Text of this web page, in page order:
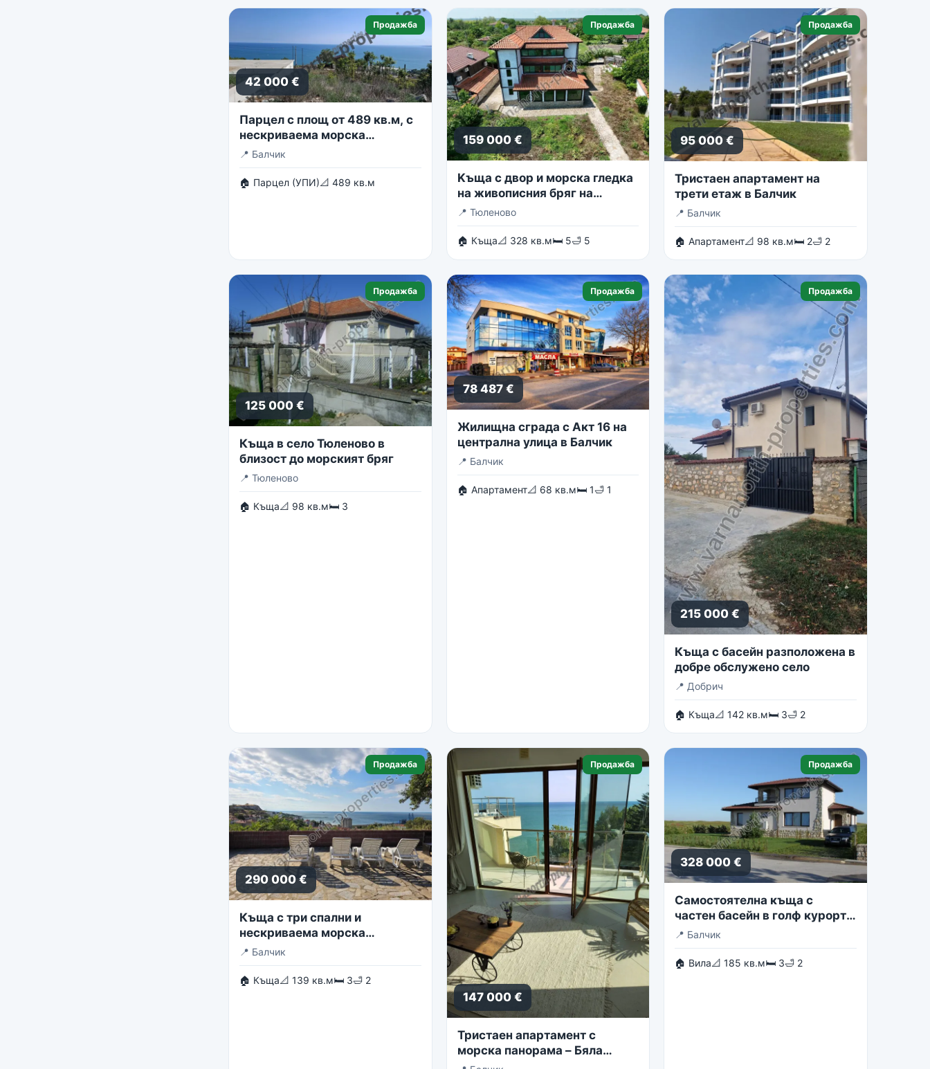
Продажба
42 000 €
Парцел с площ от 489 кв.м, с
нескриваема морска
панорама
📍 Балчик
🏠 Парцел (УПИ)📐 489 кв.м
Продажба
159 000 €
Kъща с двор и морска гледка
на живописния бряг на
Тюленово
📍 Тюленово
🏠 Къща📐 328 кв.м🛏 5🛁 5
Продажба
95 000 €
Тристаен апартамент на
трети етаж в Балчик
📍 Балчик
🏠 Апартамент📐 98 кв.м🛏 2🛁 2
Продажба
125 000 €
Къща в село Тюленово в
близост до морският бряг
📍 Тюленово
🏠 Къща📐 98 кв.м🛏 3
Продажба
78 487 €
Жилищна сграда с Акт 16 на
централна улица в Балчик
📍 Балчик
🏠 Апартамент📐 68 кв.м🛏 1🛁 1
Продажба
215 000 €
Къща с басейн разположена в
добре обслужено село
📍 Добрич
🏠 Къща📐 142 кв.м🛏 3🛁 2
Продажба
290 000 €
Къща с три спални и
нескриваема морска
панорама
📍 Балчик
🏠 Къща📐 139 кв.м🛏 3🛁 2
Продажба
147 000 €
Тристаен апартамент с
морска панорама – Бяла
Лагуна, комплекс Golf Coast
Продажба
328 000 €
Самостоятелна къща с
частен басейн в голф курорта
Блексирама
📍 Балчик
🏠 Вила📐 185 кв.м🛏 3🛁 2